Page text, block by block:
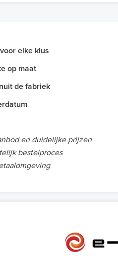
elke klus
op maat
de fabriek
en duidelijke prijzen
bestelproces